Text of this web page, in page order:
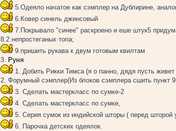
5.Одеяло начатое как сэмплер на Дублирине,
6.Ковер синель джинсовый
7.Покрывало "синее" раскроено и еше штук5
8.2 непростеганых топа;
9.пришить рукава к двум готовым квилтам
3. Руня
1. Добить Рикки Тимса (я о панно, дядя пусть
2. Форумный сэмплер(Из блоков сэмплера сшить пункт
3. Сделать мастеркласс по сумке-2
4. Сделать мастеркласс по сумке,
5. Серия сумок из индийской шторы ( перед шторой
6. Парочка детских одеялок.